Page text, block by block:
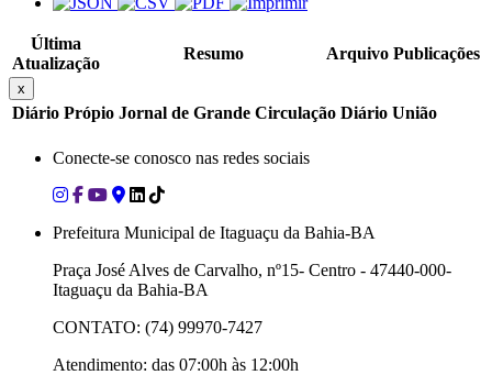
Última
Atualização
Resumo Arquivo Publicações
x
Diário Própio Jornal de Grande Circulação Diário União
Conecte-se conosco nas redes sociais
Prefeitura Municipal de Itaguaçu da Bahia-BA
Praça José Alves de Carvalho, nº15- Centro - 47440-000-
Itaguaçu da Bahia-BA
CONTATO: (74) 99970-7427
Atendimento: das 07:00h às 12:00h